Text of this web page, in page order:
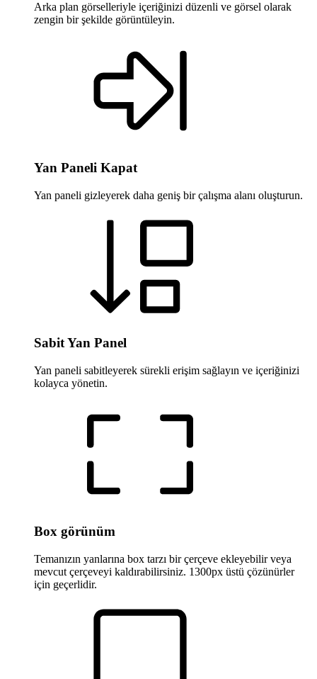
Arka plan görselleriyle içeriğinizi düzenli ve görsel olarak
zengin bir şekilde görüntüleyin.
Yan Paneli Kapat
Yan paneli gizleyerek daha geniş bir çalışma alanı oluşturun.
Sabit Yan Panel
Yan paneli sabitleyerek sürekli erişim sağlayın ve içeriğinizi
kolayca yönetin.
Box görünüm
Temanızın yanlarına box tarzı bir çerçeve ekleyebilir veya
mevcut çerçeveyi kaldırabilirsiniz. 1300px üstü çözünürler
için geçerlidir.